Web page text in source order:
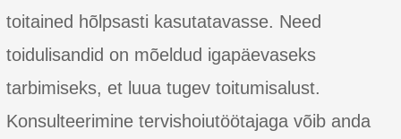
toitained hõlpsasti kasutatavasse. Need
toidulisandid on mõeldud igapäevaseks
tarbimiseks, et luua tugev toitumisalust.
Konsulteerimine tervishoiutöötajaga võib anda